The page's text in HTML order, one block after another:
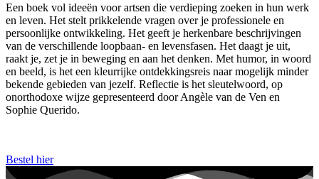
Een boek vol ideeën voor artsen die verdieping zoeken in hun werk
en leven. Het stelt prikkelende vragen over je professionele en
persoonlijke ontwikkeling. Het geeft je herkenbare beschrijvingen
van de verschillende loopbaan- en levensfasen. Het daagt je uit,
raakt je, zet je in beweging en aan het denken. Met humor, in woord
en beeld, is het een kleurrijke ontdekkingsreis naar mogelijk minder
bekende gebieden van jezelf. Reflectie is het sleutelwoord, op
onorthodoxe wijze gepresenteerd door Angèle van de Ven en
Sophie Querido.
Bestel hier